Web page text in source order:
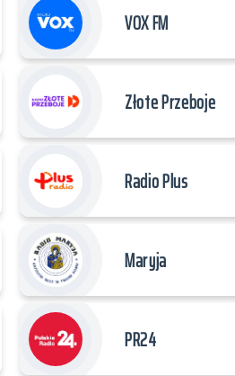
VOX FM
Złote Przeboje
Radio Plus
Maryja
PR24